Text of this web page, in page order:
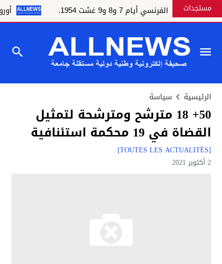
مستجدات
الفرنسي أيام 7 و8 و9 غشت 1954. أوروبا
الرئيسية سياسة
50+ 18 مترشح ومترشحة لتمثيل
القضاة في 19 محكمة استئنافية
[TOUTES LES ACTUALITÉS]
2 أكتوبر 2021